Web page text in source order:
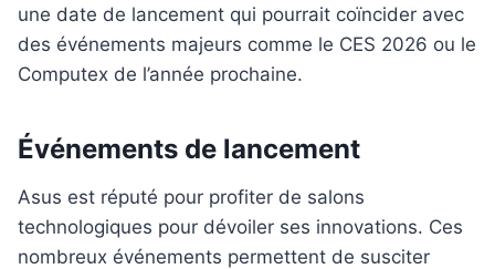
une date de lancement qui pourrait coïncider avec
des événements majeurs comme le CES 2026 ou le
Computex de l’année prochaine.
Événements de lancement
Asus est réputé pour profiter de salons
technologiques pour dévoiler ses innovations. Ces
nombreux événements permettent de susciter